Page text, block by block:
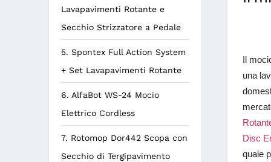
Lavapavimenti Rotante e
Secchio Strizzatore a Pedale
5. Spontex Full Action System
+ Set Lavapavimenti Rotante
6. AlfaBot WS-24 Mocio
Elettrico Cordless
7. Rotomop Dor442 Scopa con
Secchio di Tergipavimento
Il
una
Disc
quale